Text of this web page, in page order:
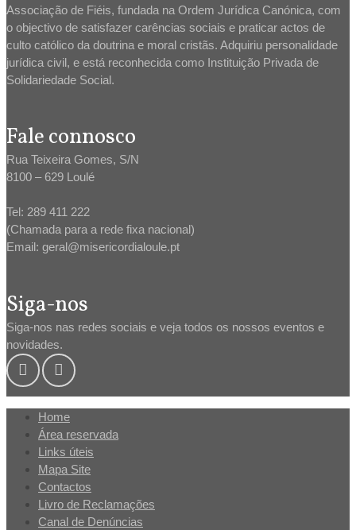
Associação de Fiéis, fundada na Ordem Jurídica Canónica, com
o objectivo de satisfazer carências sociais e praticar actos de
culto católico da doutrina e moral cristãs. Adquiriu personalidade
jurídica civil, e está reconhecida como Instituição Privada de
Solidariedade Social.
Fale connosco
Rua Teixeira Gomes, S/N
8100 – 629 Loulé
Tel: 289 411 222
(Chamada para a rede fixa nacional)
Email: geral@misericordialoule.pt
Siga-nos
Siga-nos nas redes sociais e veja todos os nossos eventos e
novidades.
Home
Área reservada
Links úteis
Mapa Site
Contactos
Livro de Reclamações
Canal de Denúncias